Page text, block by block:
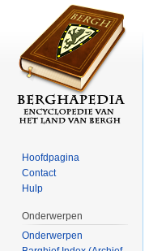
Hoofdpagina
Contact
Hulp
Onderwerpen
Onderwerpen